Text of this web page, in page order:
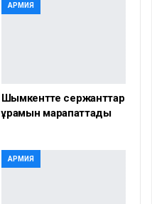
АРМИЯ
Шымкентте сержанттар
құрамын марапаттады
АРМИЯ